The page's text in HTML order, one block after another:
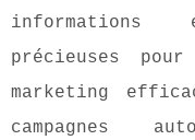
précieuses
marketing
campagnes